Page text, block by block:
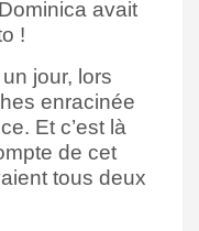
avait
!
jour, lors
enracinée
Et c’est là
de cet
tous deux